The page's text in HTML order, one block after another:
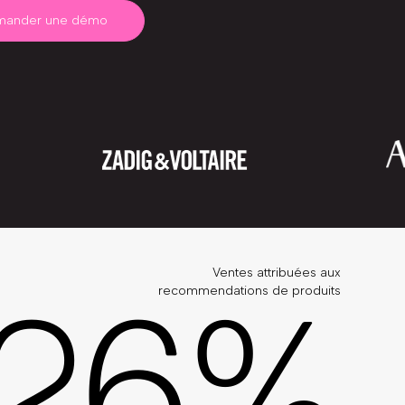
une démo
Ventes attribuées aux
recommendations de produits